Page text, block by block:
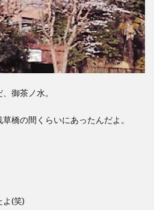
御茶ノ水。
橋の間くらいにあったんだよ。
(笑)